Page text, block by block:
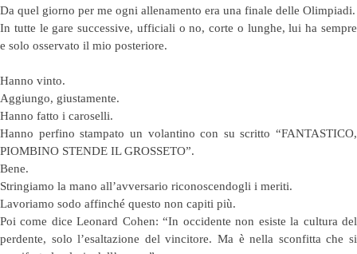
Da quel giorno per me ogni allenamento era una finale delle Olimpiadi.
In tutte le gare successive, ufficiali o no, corte o lunghe, lui ha sempre
e solo osservato il mio posteriore.
Hanno vinto.
Aggiungo, giustamente.
Hanno fatto i caroselli.
Hanno perfino stampato un volantino con su scritto “FANTASTICO,
PIOMBINO STENDE IL GROSSETO”.
Bene.
Stringiamo la mano all’avversario riconoscendogli i meriti.
Lavoriamo sodo affinché questo non capiti più.
Poi come dice Leonard Cohen: “In occidente non esiste la cultura del
perdente, solo l’esaltazione del vincitore. Ma è nella sconfitta che si